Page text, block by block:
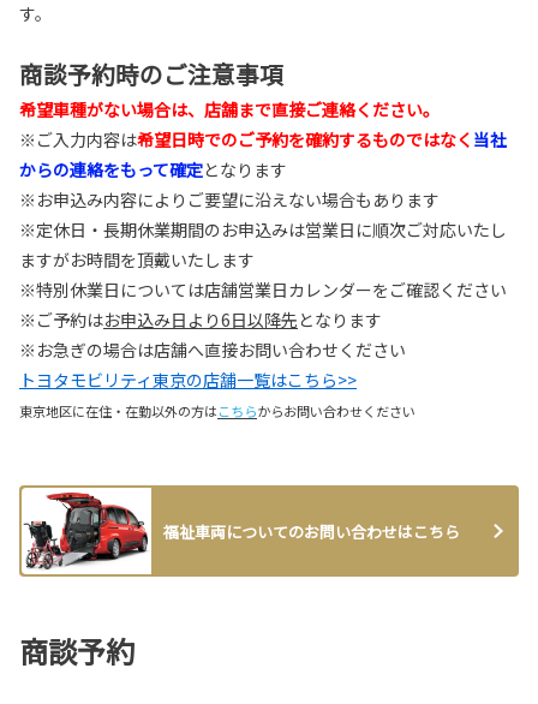
す。
商談予約時のご注意事項
希望車種がない場合は、店舗まで直接ご連絡ください。
※ご入力内容は希望日時でのご予約を確約するものではなく 当社
からの連絡をもって確定となります
※お申込み内容によりご要望に沿えない場合もあります
※定休日・長期休業期間のお申込みは営業日に順次ご対応いたし
ますがお時間を頂戴いたします
※特別休業日については店舗営業日カレンダーをご確認ください
※ご予約はお申込み日より6日以降先となります
※お急ぎの場合は店舗へ直接お問い合わせください
トヨタモビリティ東京の店舗一覧はこちら>>
東京地区に在住・在勤以外の方はこちらからお問い合わせください
福祉車両についてのお問い合わせはこちら
商談予約